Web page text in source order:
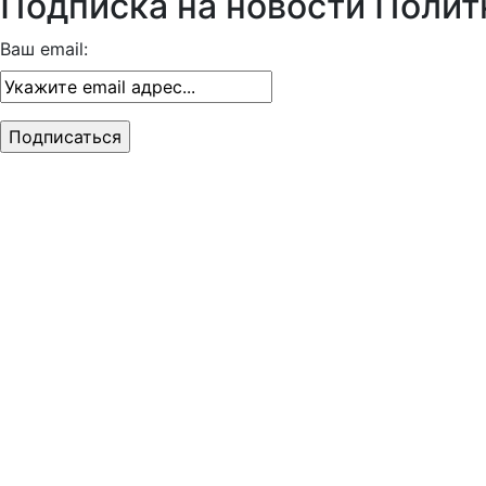
Ваш email: